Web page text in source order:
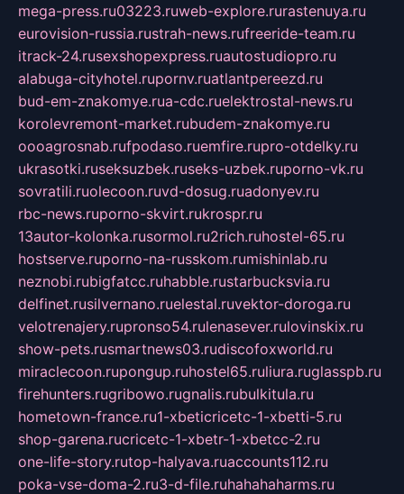
mega-press.ru03223.ruweb-explore.rurastenuya.ru
eurovision-russia.rustrah-news.rufreeride-team.ru
itrack-24.rusexshopexpress.ruautostudiopro.ru
alabuga-cityhotel.rupornv.ruatlantpereezd.ru
bud-em-znakomye.rua-cdc.ruelektrostal-news.ru
korolevremont-market.rubudem-znakomye.ru
oooagrosnab.rufpodaso.ruemfire.rupro-otdelky.ru
ukrasotki.ruseksuzbek.ruseks-uzbek.ruporno-vk.ru
sovratili.ruolecoon.ruvd-dosug.ruadonyev.ru
rbc-news.ruporno-skvirt.rukrospr.ru
13autor-kolonka.rusormol.ru2rich.ruhostel-65.ru
hostserve.ruporno-na-russkom.rumishinlab.ru
neznobi.rubigfatcc.ruhabble.rustarbucksvia.ru
delfinet.rusilvernano.ruelestal.ruvektor-doroga.ru
velotrenajery.rupronso54.rulenasever.rulovinskix.ru
show-pets.rusmartnews03.rudiscofoxworld.ru
miraclecoon.rupongup.ruhostel65.ruliura.ruglasspb.ru
firehunters.rugribowo.rugnalis.rubulkitula.ru
hometown-france.ru1-xbeticricetc-1-xbetti-5.ru
shop-garena.rucricetc-1-xbetr-1-xbetcc-2.ru
one-life-story.rutop-halyava.ruaccounts112.ru
poka-vse-doma-2.ru3-d-file.ruhahahaharms.ru